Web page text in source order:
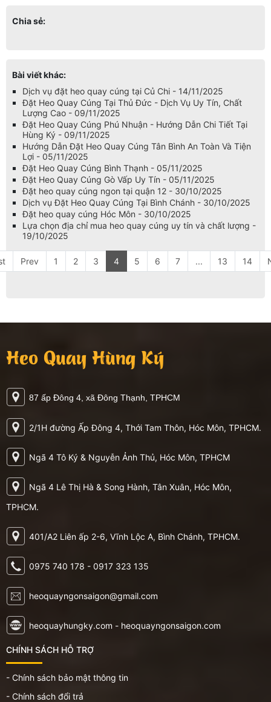
Chia sẻ:
Bài viết khác:
Dịch vụ đặt heo quay cúng tại Củ Chi - 14/11/2025
Đặt Heo Quay Cúng Tại Thủ Đức - Dịch Vụ Uy Tín, Chất
Lượng Cao - 09/11/2025
Đặt Heo Quay Cúng Phú Nhuận - Hướng Dẫn Chi Tiết Tại
Hùng Ký - 09/11/2025
Hướng Dẫn Đặt Heo Quay Cúng Tân Bình An Toàn Và Tiện
Lợi - 05/11/2025
Đặt Heo Quay Cúng Bình Thạnh - 05/11/2025
Đặt Heo Quay Cúng Gò Vấp Uy Tín - 05/11/2025
Đặt heo quay cúng ngon tại quận 12 - 30/10/2025
Dịch vụ Đặt Heo Quay Cúng Tại Bình Chánh - 30/10/2025
Đặt heo quay cúng Hóc Môn - 30/10/2025
Lựa chọn địa chỉ mua heo quay cúng uy tín và chất lượng -
19/10/2025
Prev 1 2 3 4 5 6 7 ... 13 14
Heo Quay Hùng Ký
87 ấp Đông 4, xã Đông Thạnh, TPHCM
2/1H đường Ấp Đông 4, Thới Tam Thôn, Hóc Môn, TPHCM.
Ngã 4 Tô Ký & Nguyễn Ảnh Thủ, Hóc Môn, TPHCM
Ngã 4 Lê Thị Hà & Song Hành, Tân Xuân, Hóc Môn,
TPHCM.
401/A2 Liên ấp 2-6, Vĩnh Lộc A, Bình Chánh, TPHCM.
0975 740 178 - 0917 323 135
heoquayngonsaigon@gmail.com
heoquayhungky.com - heoquayngonsaigon.com
CHÍNH SÁCH HỖ TRỢ
- Chính sách bảo mật thông tin
- Chính sách đổi trả